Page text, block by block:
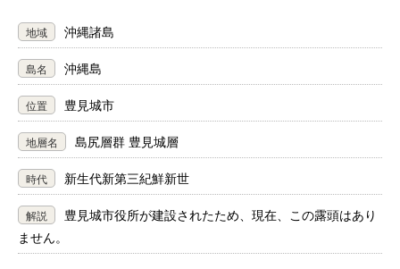
地域 沖縄諸島
島名 沖縄島
位置 豊見城市
地層名 島尻層群 豊見城層
時代 新生代新第三紀鮮新世
解説
豊見城市役所が建設されたため、現在、この露頭はあり
ません。